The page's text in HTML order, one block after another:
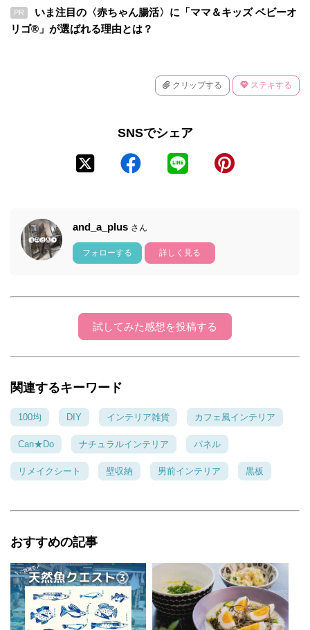
PR
いま注目の〈赤ちゃん腸活〉に「ママ＆キッズ ベビーオ
リゴ®」が選ばれる理由とは？
クリップする ステキする
SNSでシェア
and_a_plus さん
フォローする 詳しく見る
試してみた感想を投稿する
関連するキーワード
100均 DIY インテリア雑貨 カフェ風インテリア
Can★Do ナチュラルインテリア パネル
リメイクシート 壁収納 男前インテリア 黒板
おすすめの記事